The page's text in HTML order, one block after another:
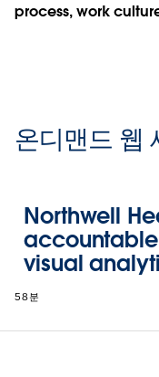
process, work
온디맨드 웹
Northwell
visual
58분